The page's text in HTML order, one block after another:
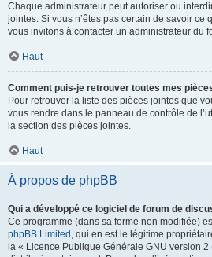
Chaque administrateur peut autoriser ou
jointes. Si vous n’êtes pas certain de savoir ce
vous invitons à contacter un administrateur du
Haut
Comment puis-je retrouver toutes mes
Pour retrouver la liste des pièces jointes que
vous rendre dans le panneau de contrôle de
la section des pièces jointes.
Haut
À propos de phpBB
Qui a développé ce logiciel de forum de
Ce programme (dans sa forme non modifiée)
phpBB Limited , qui en est le légitime
la « Licence Publique Générale GNU version 2